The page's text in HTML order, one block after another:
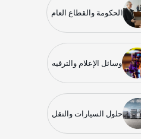
الحكومة والقطاع العام
وسائل الإعلام والترفيه
حلول السيارات والنقل